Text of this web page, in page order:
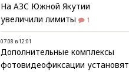
На АЗС Южной Якутии
увеличили лимиты
1
07.08 в 12:01
Дополнительные комплексы
фотовидеофиксации установят